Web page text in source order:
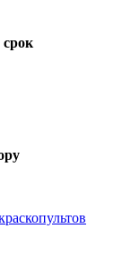
срок